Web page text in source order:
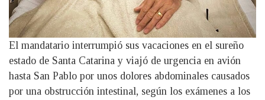
El mandatario interrumpió sus vacaciones en el sureño
estado de Santa Catarina y viajó de urgencia en avión
hasta San Pablo por unos dolores abdominales causados
por una obstrucción intestinal, según los exámenes a los